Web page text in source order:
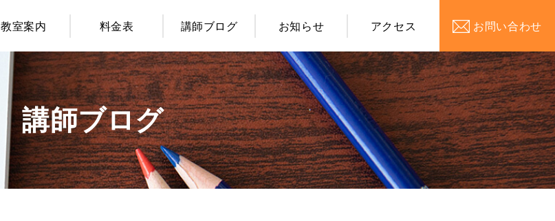
教室案内 料金表 講師ブログ お知らせ アクセス お問い合わせ
講師ブログ